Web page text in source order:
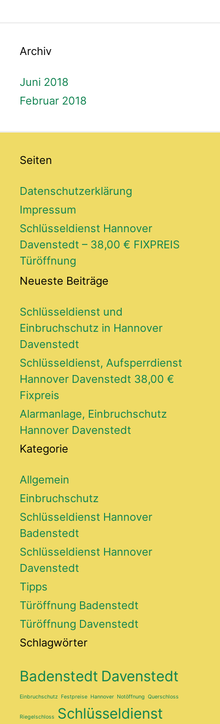
Archiv
Juni 2018
Februar 2018
Seiten
Datenschutzerklärung
Impressum
Schlüsseldienst Hannover
Davenstedt – 38,00 € FIXPREIS
Türöffnung
Neueste Beiträge
Schlüsseldienst und
Einbruchschutz in Hannover
Davenstedt
Schlüsseldienst, Aufsperrdienst
Hannover Davenstedt 38,00 €
Fixpreis
Alarmanlage, Einbruchschutz
Hannover Davenstedt
Kategorie
Allgemein
Einbruchschutz
Schlüsseldienst Hannover
Badenstedt
Schlüsseldienst Hannover
Davenstedt
Tipps
Türöffnung Badenstedt
Türöffnung Davenstedt
Schlagwörter
Badenstedt Davenstedt
Einbruchschutz Festpreise Hannover Notöffnung Querschloss
Riegelschloss Schlüsseldienst